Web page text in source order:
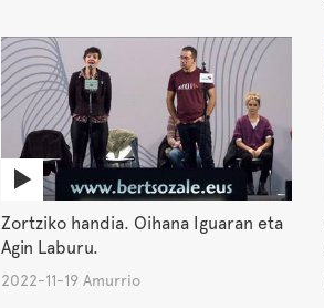
Zortziko handia. Oihana Iguaran eta
Agin Laburu.
2022-11-19 Amurrio